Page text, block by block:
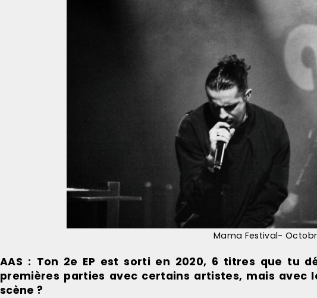
Mama Festival-
AAS : Ton 2e EP est sorti en 2020, 6 titres que tu
premières parties avec certains artistes, mais avec
scène ?